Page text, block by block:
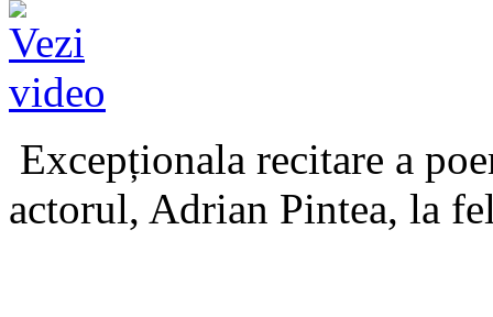
Excepționala recitare a
actorul, Adrian Pintea, la